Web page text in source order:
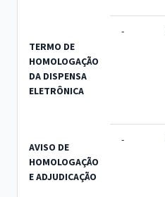
TERMO DE
HOMOLOGAÇÃO
DA DISPENSA
ELETRÔNICA
-
AVISO DE
HOMOLOGAÇÃO
E ADJUDICAÇÃO
-